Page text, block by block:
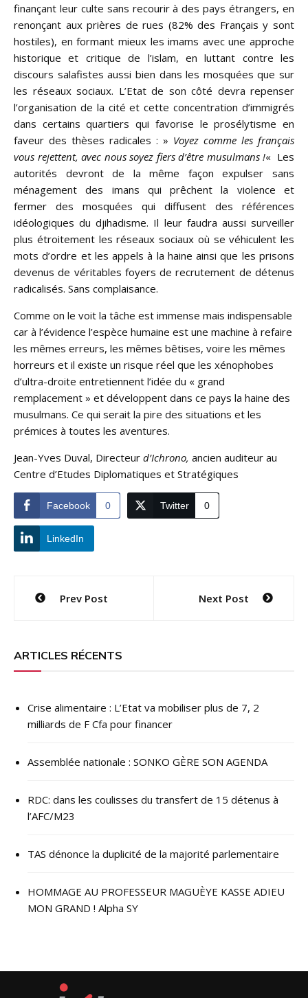
finançant leur culte sans recourir à des pays étrangers, en
renonçant aux prières de rues (82% des Français y sont
hostiles), en formant mieux les imams avec une approche
historique et critique de l’islam, en luttant contre les
discours salafistes aussi bien dans les mosquées que sur
les réseaux sociaux. L’Etat de son côté devra repenser
l’organisation de la cité et cette concentration d’immigrés
dans certains quartiers qui favorise le prosélytisme en
faveur des thèses radicales : » Voyez comme les français
vous rejettent, avec nous soyez fiers d’être musulmans !« Les
autorités devront de la même façon expulser sans
ménagement des imans qui prêchent la violence et
fermer des mosquées qui diffusent des références
idéologiques du djihadisme. Il leur faudra aussi surveiller
plus étroitement les réseaux sociaux où se véhiculent les
mots d’ordre et les appels à la haine ainsi que les prisons
devenus de véritables foyers de recrutement de détenus
radicalisés. Sans complaisance.
Comme on le voit la tâche est immense mais indispensable
car à l’évidence l’espèce humaine est une machine à refaire
les mêmes erreurs, les mêmes bêtises, voire les mêmes
horreurs et il existe un risque réel que les xénophobes
d’ultra-droite entretiennent l’idée du « grand
remplacement » et développent dans ce pays la haine des
musulmans. Ce qui serait la pire des situations et les
prémices à toutes les aventures.
Jean-Yves Duval, Directeur d’Ichrono, ancien auditeur au
Centre d’Etudes Diplomatiques et Stratégiques
Facebook 0 Twitter 0
LinkedIn
Navigation
l’article
Prev Post Next Post
ARTICLES RÉCENTS
Crise alimentaire : L’Etat va mobiliser plus de 7, 2
milliards de F Cfa pour financer
Assemblée nationale : SONKO GÈRE SON AGENDA
RDC: dans les coulisses du transfert de 15 détenus à
l’AFC/M23
TAS dénonce la duplicité de la majorité parlementaire
HOMMAGE AU PROFESSEUR MAGUÈYE KASSE ADIEU
MON GRAND ! Alpha SY